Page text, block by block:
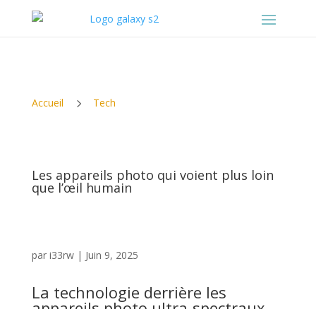
Accueil 5 Tech
Les appareils photo qui voient plus loin
que l’œil humain
par i33rw| Juin 9, 2025
La technologie derrière les